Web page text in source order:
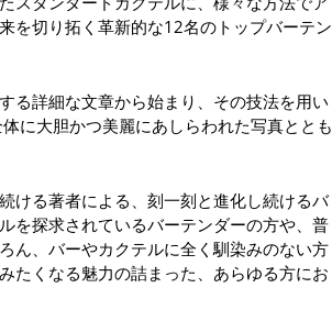
を切り拓く革新的な12名のトップバーテン
る詳細な文章から始まり、その技法を用い
に大胆かつ美麗にあしらわれた写真ととも
ける著者による、刻一刻と進化し続けるバ
を探求されているバーテンダーの方や、普
ん、バーやカクテルに全く馴染みのない方
たくなる魅力の詰まった、あらゆる方にお